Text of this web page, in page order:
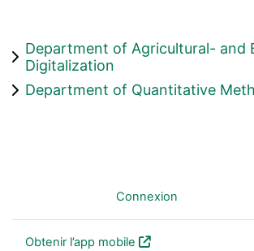
Department of Agricultural- and
Digitalization
Department of Quantitative
Connexion
Obtenir l’app mobile